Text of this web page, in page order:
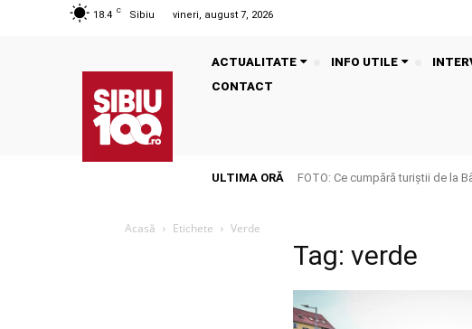
18.4 C Sibiu vineri, august 7, 2026
ACTUALITATE INFO UTILE
CONTACT
ULTIMA ORĂ FOTO: Ce cumpără turiștii de la
Acasă Etichete Verde
Tag: verde